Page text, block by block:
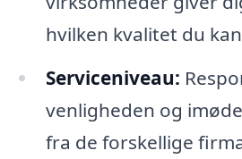
hvilken kvalitet du
Serviceniveau:
venligheden og
fra de forskellige